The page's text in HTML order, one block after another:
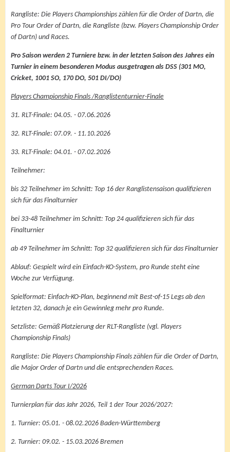
Rangliste: Die Players Championships zählen für die Order of Dartn, die
Pro Tour Order of Dartn, die Rangliste (bzw. Players Championship Order
of Dartn) und Races.
Pro Saison werden 2 Turniere bzw. in der letzten Saison des Jahres ein
Turnier in einem besonderen Modus ausgetragen als DSS (301 MO,
Cricket, 1001 SO, 170 DO, 501 DI/DO)
Players Championship Finals /Ranglistenturnier-Finale
31. RLT-Finale: 04.05. - 07.06.2026
32. RLT-Finale: 07.09. - 11.10.2026
33. RLT-Finale: 04.01. - 07.02.2026
Teilnehmer:
bis 32 Teilnehmer im Schnitt: Top 16 der Ranglistensaison qualifizieren
sich für das Finalturnier
bei 33-48 Teilnehmer im Schnitt: Top 24 qualifizieren sich für das
Finalturnier
ab 49 Teilnehmer im Schnitt: Top 32 qualifizieren sich für das Finalturnier
Ablauf: Gespielt wird ein Einfach-KO-System, pro Runde steht eine
Woche zur Verfügung.
Spielformat: Einfach-KO-Plan, beginnend mit Best-of-15 Legs ab den
letzten 32, danach je ein Gewinnleg mehr pro Runde.
Setzliste: Gemäß Platzierung der RLT-Rangliste (vgl. Players
Championship Finals)
Rangliste: Die Players Championship Finals zählen für die Order of Dartn,
die Major Order of Dartn und die entsprechenden Races.
German Darts Tour I/2026
Turnierplan für das Jahr 2026, Teil 1 der Tour 2026/2027:
1. Turnier: 05.01. - 08.02.2026 Baden-Württemberg
2. Turnier: 09.02. - 15.03.2026 Bremen